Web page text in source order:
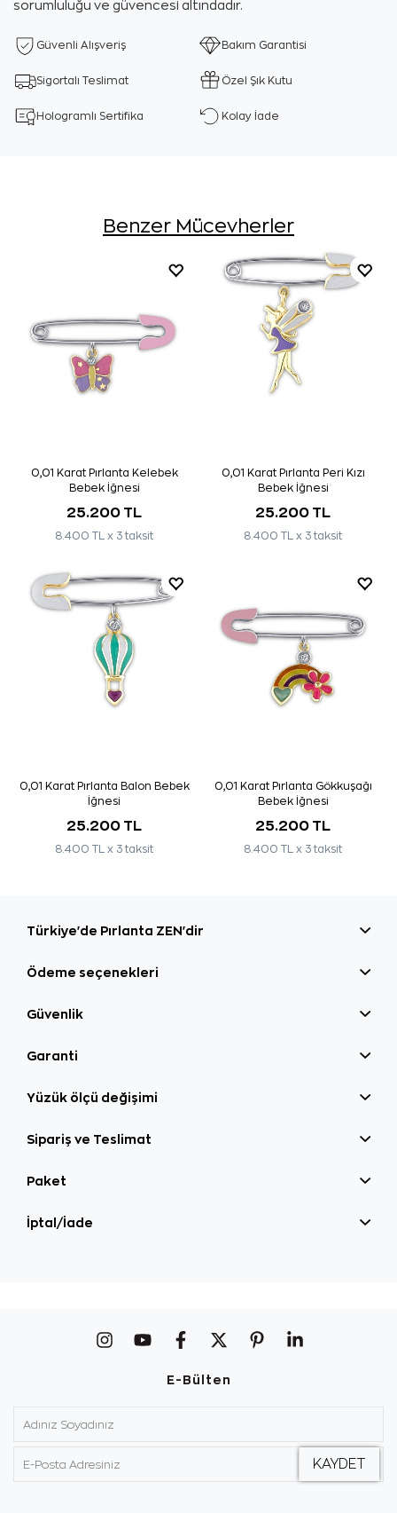
sorumluluğu ve güvencesi altındadır.
Güvenli Alışveriş Bakım Garantisi
Sigortalı Teslimat Özel Şık Kutu
Hologramlı Sertifika Kolay İade
Benzer Mücevherler
0,01 Karat Pırlanta Kelebek
Bebek İğnesi
25.200 TL
8.400 TL x 3 taksit
0,01 Karat Pırlanta Peri Kızı
Bebek İğnesi
25.200 TL
8.400 TL x 3 taksit
0,01 Karat Pırlanta Balon Bebek
İğnesi
25.200 TL
8.400 TL x 3 taksit
0,01 Karat Pırlanta Gökkuşağı
Bebek İğnesi
25.200 TL
8.400 TL x 3 taksit
Türkiye'de Pırlanta ZEN'dir
Ödeme seçenekleri
Güvenlik
Garanti
Yüzük ölçü değişimi
Sipariş ve Teslimat
Paket
İptal/İade
E-Bülten